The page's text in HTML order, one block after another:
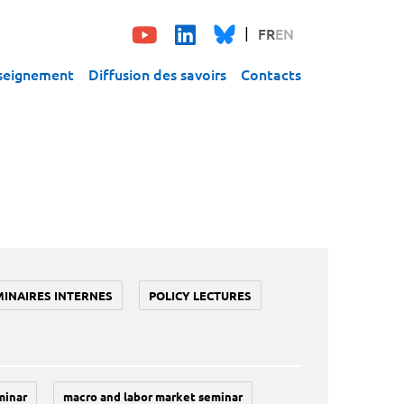
FREN
Diffusion des savoirs Contacts
INTERNES POLICY LECTURES
macro and labor market seminar